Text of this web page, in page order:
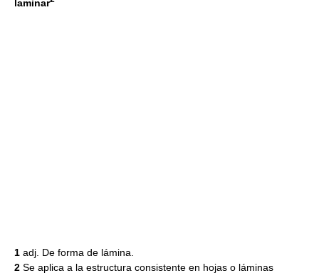
laminar
1 adj. De forma de lámina.
2 Se aplica a la estructura consistente en hojas o láminas